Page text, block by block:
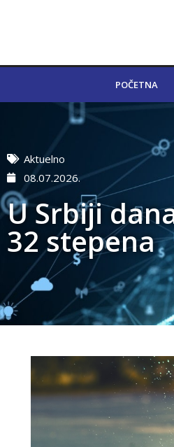
POČETNA
Aktuelno
08.07.2026.
U Srbiji
32 stepena